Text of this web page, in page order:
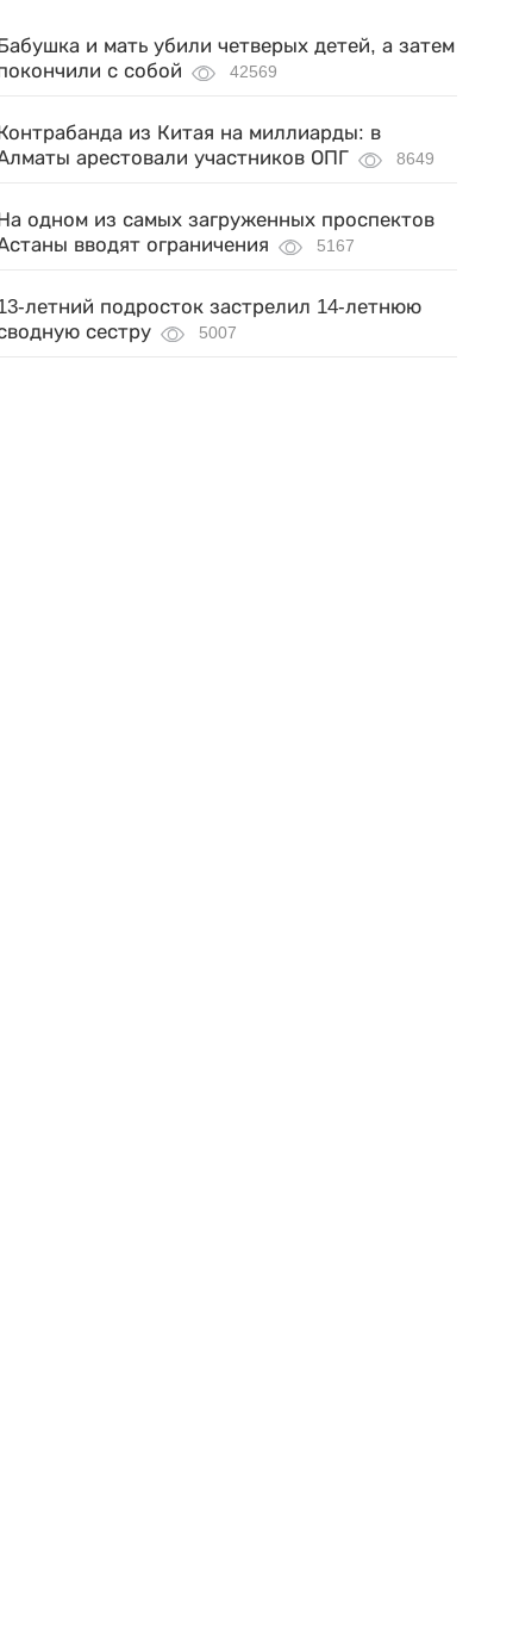
и мать убили четверых детей, а затем
с собой
42569
из Китая на миллиарды: в
арестовали участников ОПГ
8649
одном из самых загруженных проспектов
вводят ограничения
5167
летний подросток застрелил 14-летнюю
сестру
5007